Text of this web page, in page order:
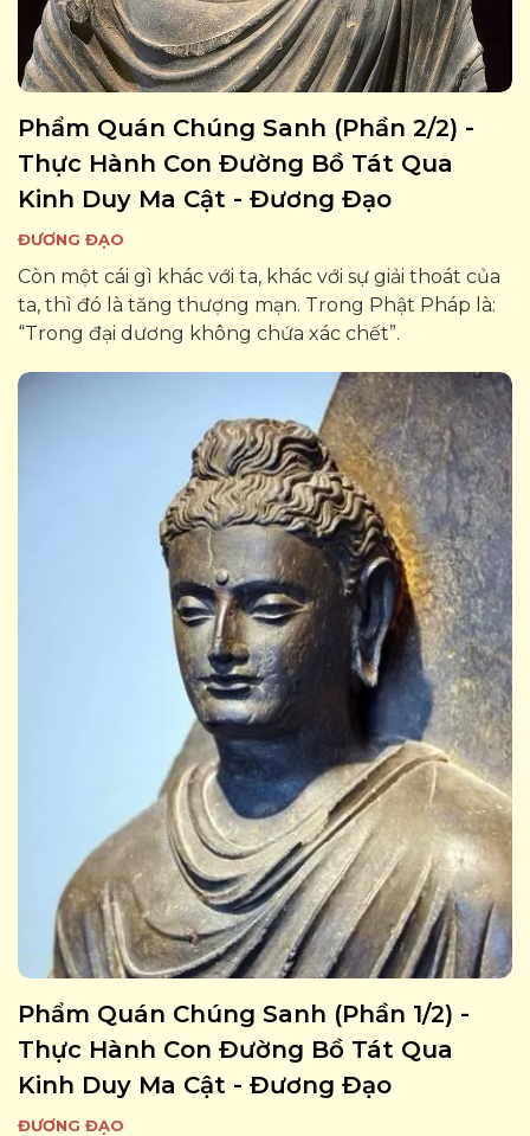
Phẩm Quán Chúng Sanh (phần 2/2) -
Thực Hành Con Đường Bồ Tát Qua
Kinh Duy Ma Cật - Đương Đạo
ĐƯƠNG ĐẠO
Còn một cái gì khác với ta, khác với sự giải thoát của
ta, thì đó là tăng thượng mạn. Trong Phật Pháp là:
“Trong đại dương không chứa xác chết”.
Phẩm Quán Chúng Sanh (phần 1/2) -
Thực Hành Con Đường Bồ Tát Qua
Kinh Duy Ma Cật - Đương Đạo
ĐƯƠNG ĐẠO